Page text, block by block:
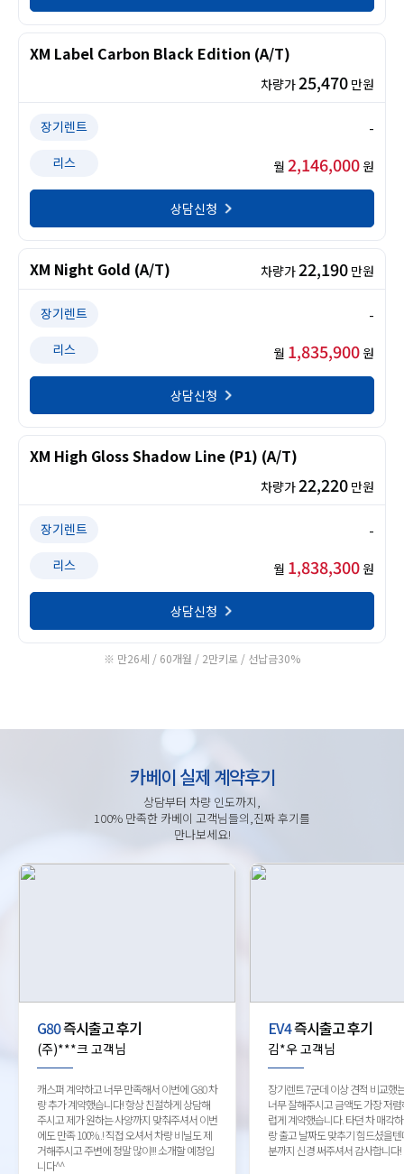
XM Label Carbon Black Edition (A/T)
차량가 25,470 만원
장기렌트
-
리스
월 2,146,000 원
상담신청
XM Night Gold (A/T) 차량가 22,190 만원
장기렌트
-
리스
월 1,835,900 원
상담신청
XM High Gloss Shadow Line (P1) (A/T)
차량가 22,220 만원
장기렌트
-
리스
월 1,838,300 원
상담신청
※ 만26세 / 60개월 / 2만키로 / 선납금30%
카베이 실제 계약후기
상담부터 차량 인도까지,
100% 만족한 카베이 고객님들의,진짜 후기를
만나보세요!
G80즉시출고 후기
(주)***크 고객님
캐스퍼 계약하고 너무 만족해서 이번에 G80 차
량 추가 계약했습니다! 항상 친절하게 상담해
주시고 제가 원하는 사양까지 맞춰주셔서 이번
에도 만족 100%..! 직접 오셔서 차량 비닐도 제
거해주시고 주변에 정말 많이!!! 소개할 예정입
니다^^
EV4즉시출고 후기
김*우 고객님
장기렌트 7군데 이상 견적 비교했
너무 잘해주시고 금액도 가장 저
럽게 계약했습니다. 타던 차 매각
랑 출고 날짜도 맞추기 힘드셨을
분까지 신경 써주셔서 감사합니다!